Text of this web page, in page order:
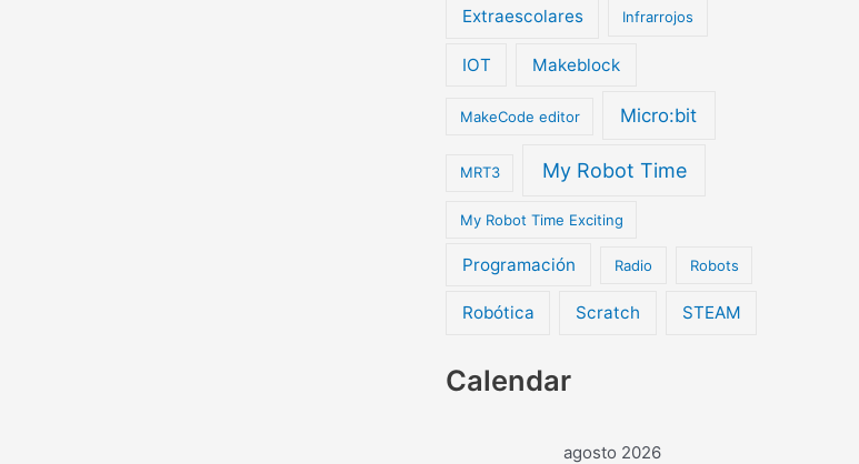
Extraescolares Infrarrojos
IOT Makeblock
MakeCode editor Micro:bit
MRT3 My Robot Time
My Robot Time Exciting
Programación Radio Robots
Robótica Scratch STEAM
Calendar
agosto 2026